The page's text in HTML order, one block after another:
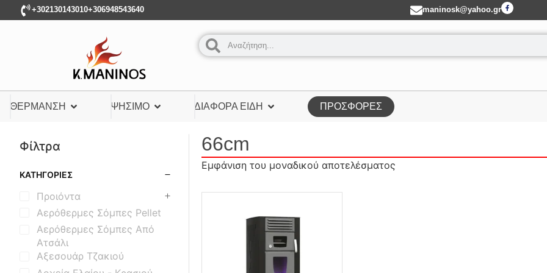
+302130143010+306948543640 maninosk@yahoo.gr
ΘΈΡΜΑΝΣΗ ΨΉΣΙΜΟ ΔΙΆΦΟΡΑ ΕΊΔΗ ΠΡΟΣΦΟΡΕΣ
Φίλτρα
ΚΑΤΗΓΟΡΊΕΣ
Προιόντα
Αερόθερμες Σόμπες Pellet
Αερόθερμες Σόμπες Από
Ατσάλι
Αξεσουάρ Τζακιού
66cm
Εμφάνιση του μοναδικού αποτελέσματος